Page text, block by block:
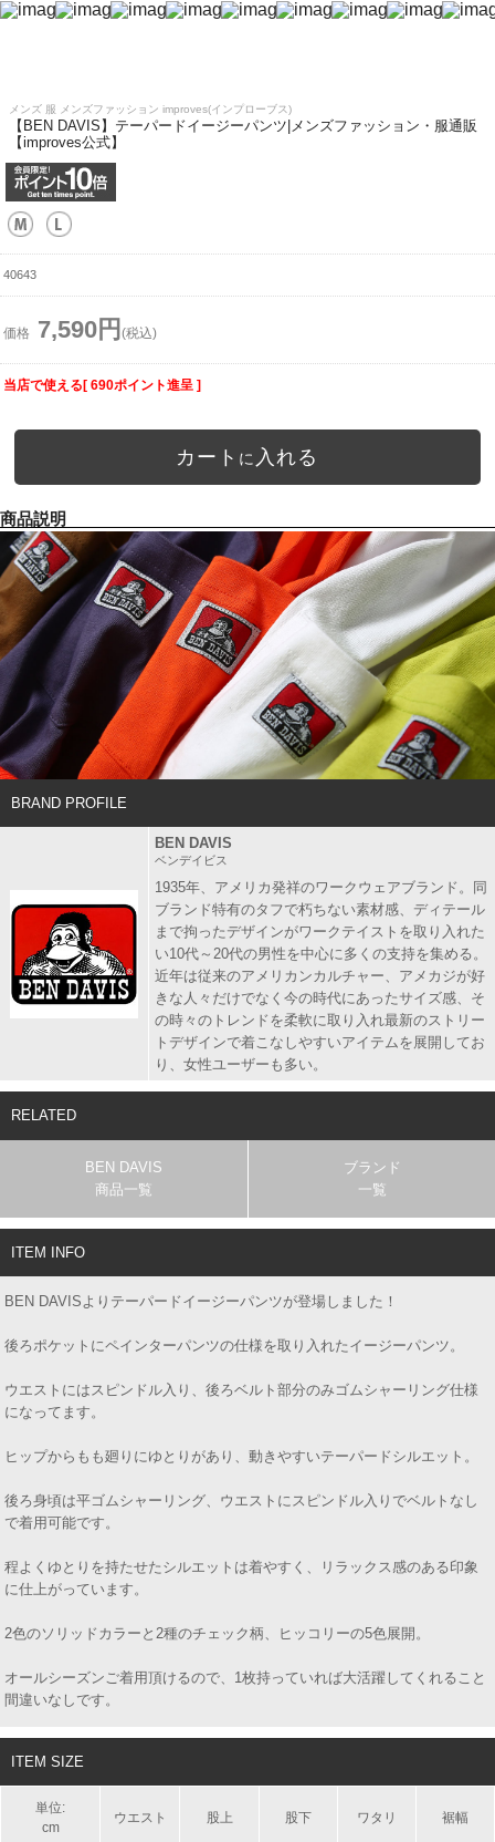
メンズ 服 メンズファッション improves(インプローブス)
【BEN DAVIS】テーパードイージーパンツ|メンズファッション・服通販
【improves公式】
40643
価格 7,590円 (税込)
当店で使える[ 690ポイント進呈 ]
カート に 入れる
商品説明
BRAND PROFILE
BEN DAVIS
ベンデイビス
1935年、アメリカ発祥のワークウェアブランド。同
ブランド特有のタフで朽ちない素材感、ディテール
まで拘ったデザインがワークテイストを取り入れた
い10代～20代の男性を中心に多くの支持を集める。
近年は従来のアメリカンカルチャー、アメカジが好
きな人々だけでなく今の時代にあったサイズ感、そ
の時々のトレンドを柔軟に取り入れ最新のストリー
トデザインで着こなしやすいアイテムを展開してお
り、女性ユーザーも多い。
RELATED
BEN DAVIS
商品一覧
ブランド
一覧
ITEM INFO
BEN DAVISよりテーパードイージーパンツが登場しました！
後ろポケットにペインターパンツの仕様を取り入れたイージーパンツ。
ウエストにはスピンドル入り、後ろベルト部分のみゴムシャーリング仕様
になってます。
ヒップからもも廻りにゆとりがあり、動きやすいテーパードシルエット。
後ろ身頃は平ゴムシャーリング、ウエストにスピンドル入りでベルトなし
で着用可能です。
程よくゆとりを持たせたシルエットは着やすく、リラックス感のある印象
に仕上がっています。
2色のソリッドカラーと2種のチェック柄、ヒッコリーの5色展開。
オールシーズンご着用頂けるので、1枚持っていれば大活躍してくれること
間違いなしです。
ITEM SIZE
単位:
cm
ウエスト 股上 股下 ワタリ 裾幅